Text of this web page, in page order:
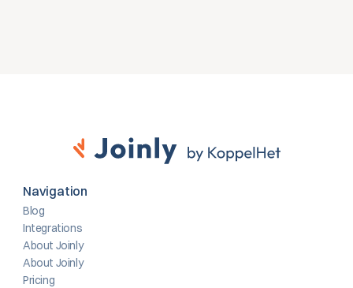
Navigation
Blog
Integrations
About Joinly
About Joinly
Pricing